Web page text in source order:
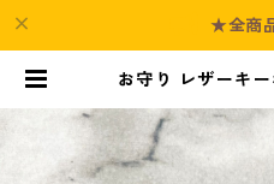
★全商
お守り レザーキ
e-